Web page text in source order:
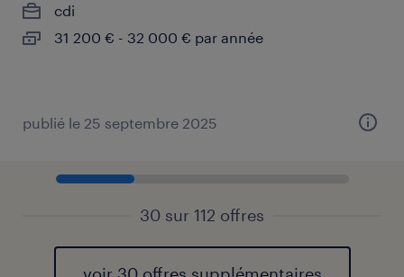
cdi
31 200 € - 32 000 € par année
publié le 25 septembre 2025
30 sur 112 offres